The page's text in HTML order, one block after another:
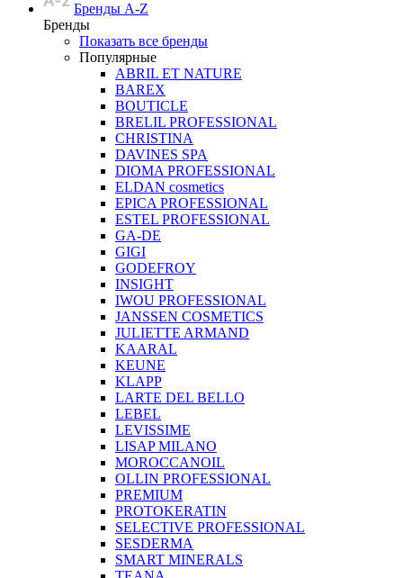
Бренды A-Z
Бренды
Показать все бренды
Популярные
ABRIL ET NATURE
BAREX
BOUTICLE
BRELIL PROFESSIONAL
CHRISTINA
DAVINES SPA
DIOMA PROFESSIONAL
ELDAN cosmetics
EPICA PROFESSIONAL
ESTEL PROFESSIONAL
GA-DE
GIGI
GODEFROY
INSIGHT
IWOU PROFESSIONAL
JANSSEN COSMETICS
JULIETTE ARMAND
KAARAL
KEUNE
KLAPP
LARTE DEL BELLO
LEBEL
LEVISSIME
LISAP MILANO
MOROCCANOIL
OLLIN PROFESSIONAL
PREMIUM
PROTOKERATIN
SELECTIVE PROFESSIONAL
SESDERMA
SMART MINERALS